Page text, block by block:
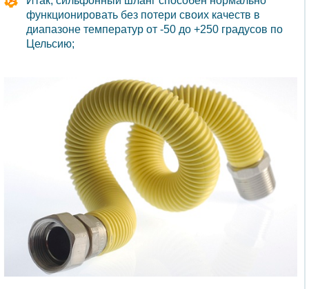
функционировать без потери своих качеств в
диапазоне температур от -50 до +250 градусов по
Цельсию;